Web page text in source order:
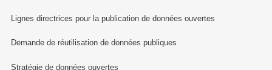
Lignes directrices pour la publication de données ouvertes
Demande de réutilisation de données publiques
Stratégie de données ouvertes